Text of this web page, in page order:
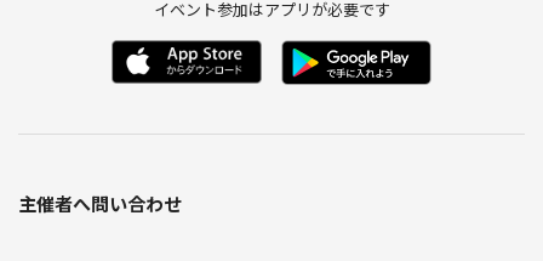
イベント参加はアプリが必要です
主催者へ問い合わせ